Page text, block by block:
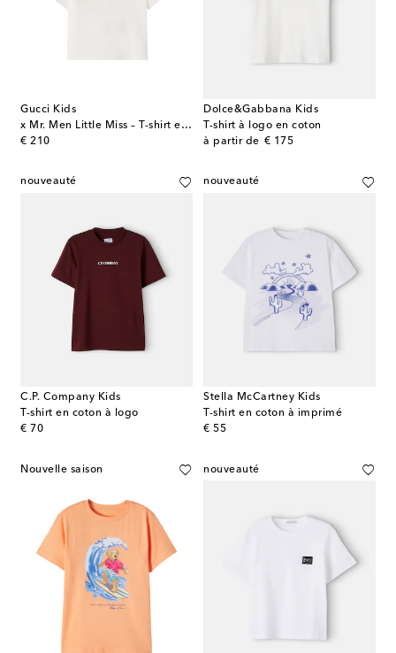
Gucci Kids
x Mr. Men Little Miss – T-shirt en coton
€ 210
original price
Dolce&Gabbana Kids
T-shirt à logo en coton
à partir de € 175
original price
nouveauté
C.P. Company Kids
T-shirt en coton à logo
€ 70
original price
nouveauté
Stella McCartney Kids
T-shirt en coton à imprimé
€ 55
original price
Nouvelle saison nouveauté